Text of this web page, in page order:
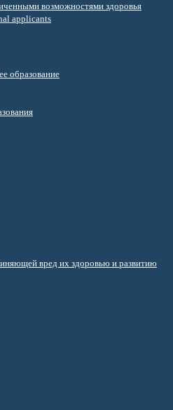
возможностями здоровья
applicants
образование
вред их здоровью и развитию